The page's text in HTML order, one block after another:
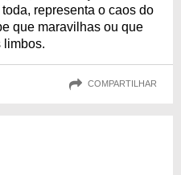
representa o caos do
que maravilhas ou que
limbos.
COMPARTILHAR